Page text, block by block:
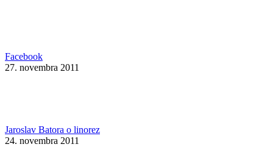
Facebook
27. novembra 2011
Jaroslav Batora o linorez
24. novembra 2011